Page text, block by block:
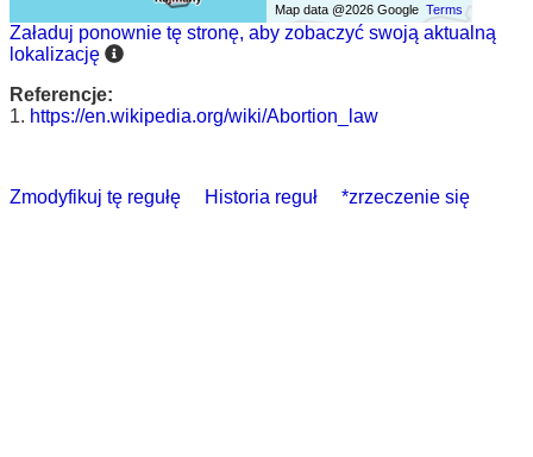
Map data @2026 GoogleTerms
Załaduj ponownie tę stronę, aby zobaczyć swoją aktualną
lokalizację
Referencje:
1. https://en.wikipedia.org/wiki/Abortion_law
Zmodyfikuj tę regułę Historia reguł *zrzeczenie się